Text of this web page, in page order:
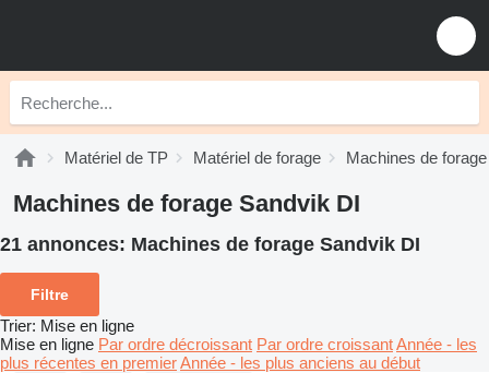
Matériel de TP Matériel de forage Machines de forage
Machines de forage Sandvik DI
21 annonces: Machines de forage Sandvik DI
Filtre
Trier: Mise en ligne
Mise en ligne Par ordre décroissant Par ordre croissantAnnée - les
plus récentes en premierAnnée - les plus anciens au début